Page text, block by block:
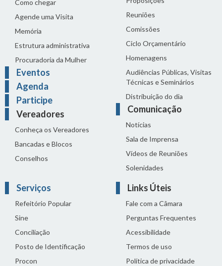
Como chegar
Agende uma Visita
Memória
Estrutura administrativa
Procuradoria da Mulher
Eventos
Agenda
Participe
Vereadores
Conheça os Vereadores
Bancadas e Blocos
Conselhos
Reuniões
Comissões
Ciclo Orçamentário
Homenagens
Audiências Públicas, Visitas
Técnicas e Seminários
Distribuição do dia
Comunicação
Notícias
Sala de Imprensa
Vídeos de Reuniões
Solenidades
Serviços
Refeitório Popular
Sine
Conciliação
Posto de Identificação
Procon
Links Úteis
Fale com a Câmara
Perguntas Frequentes
Acessibilidade
Termos de uso
Política de privacidade